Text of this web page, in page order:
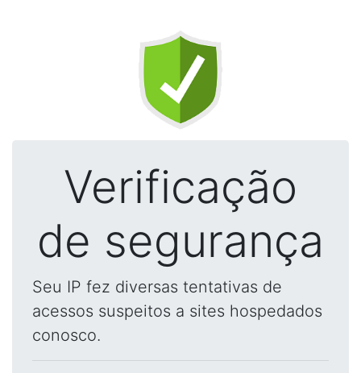
Verificação
de segurança
Seu IP fez diversas tentativas de
acessos suspeitos a sites hospedados
conosco.